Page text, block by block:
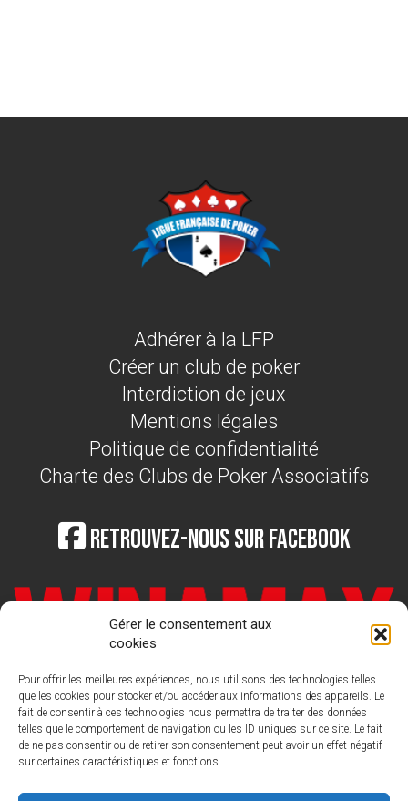
Gérer le consentement aux
cookies
Pour offrir les meilleures expériences, nous utilisons des technologies telles
que les cookies pour stocker et/ou accéder aux informations des appareils. Le
fait de consentir à ces technologies nous permettra de traiter des données
telles que le comportement de navigation ou les ID uniques sur ce site. Le fait
de ne pas consentir ou de retirer son consentement peut avoir un effet négatif
sur certaines caractéristiques et fonctions.
Adhérer à la LFP
Créer un club de poker
Interdiction de jeux
Mentions légales
Politique de confidentialité
Charte des Clubs de Poker Associatifs
Retrouvez-nous sur Facebook